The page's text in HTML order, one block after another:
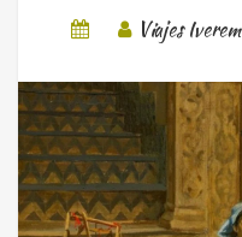
Viajes Iverem